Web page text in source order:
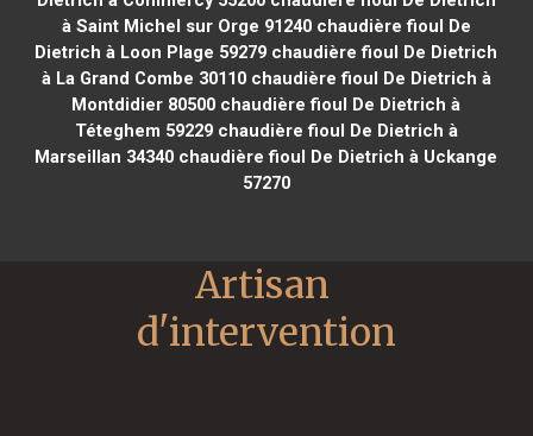
à Saint Michel sur Orge 91240chaudière fioul De
Dietrich à Loon Plage 59279 chaudière fioul De Dietrich
à La Grand Combe 30110chaudière fioul De Dietrich à
Montdidier 80500 chaudière fioul De Dietrich à
Téteghem 59229chaudière fioul De Dietrich à
Marseillan 34340 chaudière fioul De Dietrich à Uckange
57270
Artisan
d'intervention